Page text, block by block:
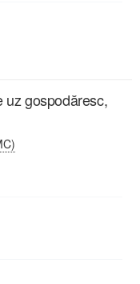
uz gospodăresc,